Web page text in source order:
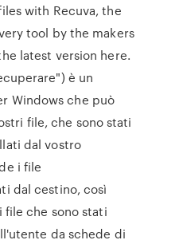
with Recuva, the
tool by the makers
latest version here.
è un
Windows che può
file, che sono stati
dal vostro
i file
dal cestino, così
che sono stati
da schede di